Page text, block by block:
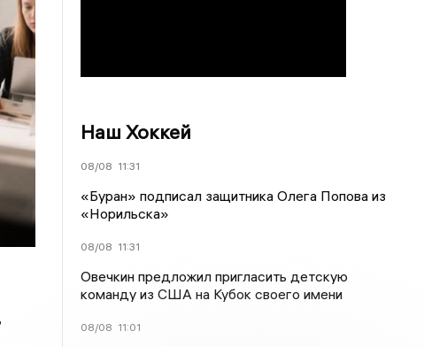
Наш Хоккей
08/08 11:31
«Буран» подписал защитника Олега Попова из
«Норильска»
08/08 11:31
Овечкин предложил пригласить детскую
команду из США на Кубок своего имени
08/08 11:01